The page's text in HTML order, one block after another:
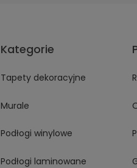
Kategorie
Tapety dekoracyjne
Murale
Podłogi winylowe
Podłogi laminowane